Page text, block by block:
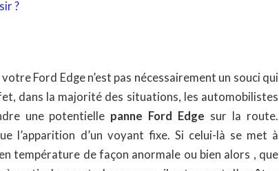
?
Ford Edge n’est pas nécessairement un souci qui
dans la majorité des situations, les automobilistes
une potentielle panne Ford Edge sur la route.
l’apparition d’un voyant fixe. Si celui-là se met à
température de façon anormale ou bien alors , que